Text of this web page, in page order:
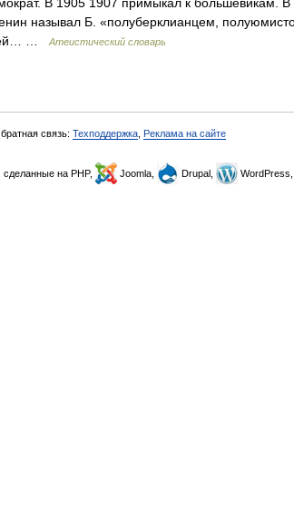
называл Б. «полуберклианцем,
…
Атеистический словарь
связь: Техподдержка Реклама на сайте
, сделанные на PHP, Joomla, Drupal, WordPress,